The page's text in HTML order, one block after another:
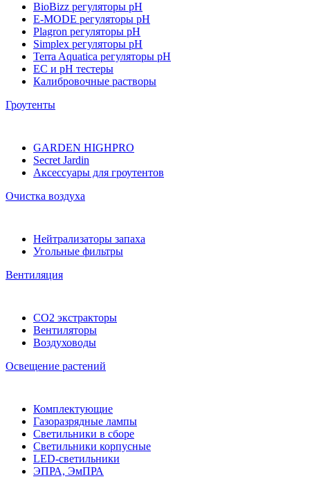
BioBizz регуляторы pH
E-MODE регуляторы pH
Plagron регуляторы pH
Simplex регуляторы pH
Terra Aquatica регуляторы pH
EC и pH тестеры
Калибровочные растворы
Гроутенты
GARDEN HIGHPRO
Secret Jardin
Аксессуары для гроутентов
Очистка воздуха
Нейтрализаторы запаха
Угольные фильтры
Вентиляция
CO2 экстракторы
Вентиляторы
Воздуховоды
Освещение растений
Комплектующие
Газоразрядные лампы
Светильники в сборе
Светильники корпусные
LED-светильники
ЭПРА, ЭмПРА